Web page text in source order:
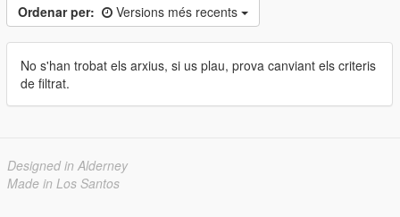
Ordenar per: Versions més recents
No s'han trobat els arxius, si us plau, prova canviant els criteris
de filtrat.
Designed in Alderney
Made in Los Santos